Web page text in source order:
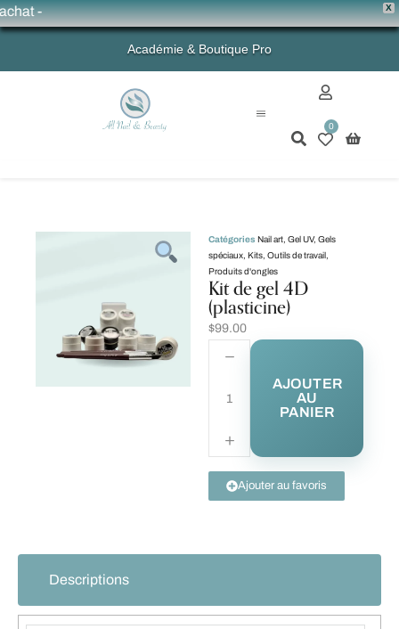
X
-
Académie & Boutique Pro
0
Catégories Nail art Gel UV, Gels
spéciaux Kits Outils de travail
Produits d'ongles
Kit de gel 4D
(plasticine)
$99.00
AJOUTER
AU
PANIER
Ajouter au favoris
Descriptions